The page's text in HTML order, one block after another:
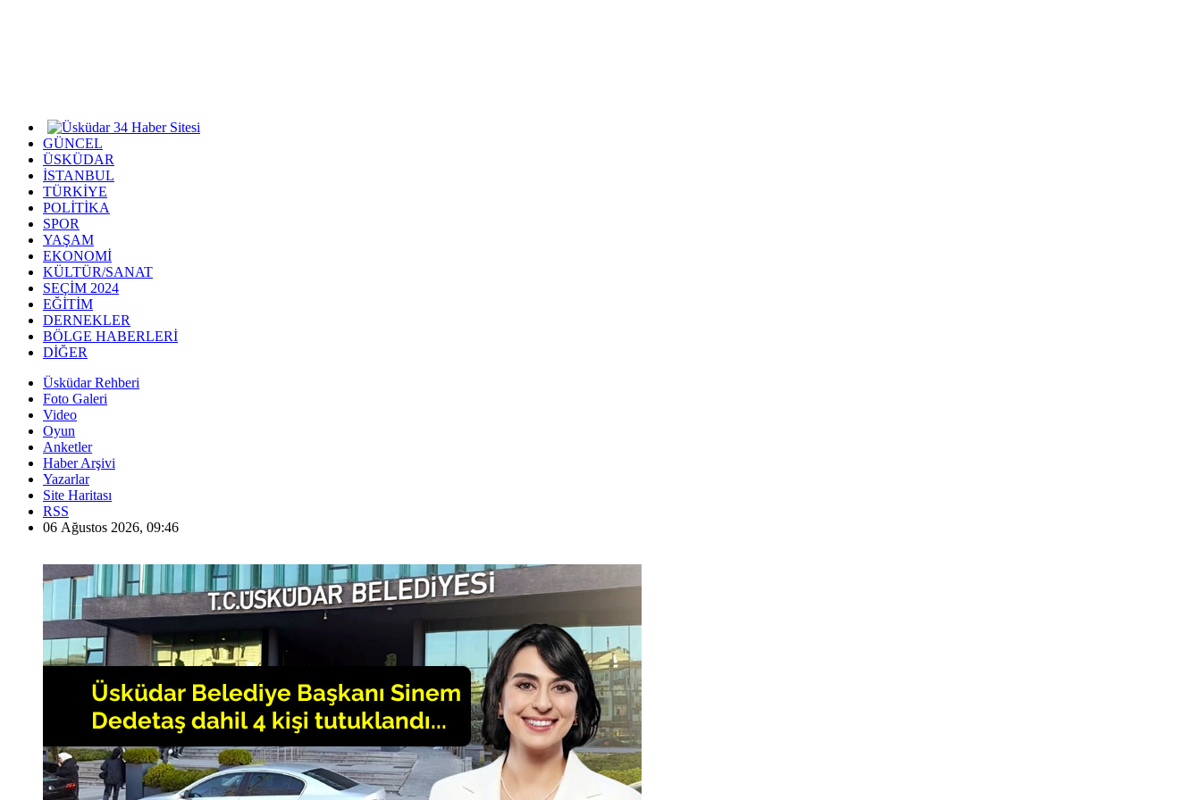
GÜNCEL
ÜSKÜDAR
İSTANBUL
TÜRKİYE
POLİTİKA
SPOR
YAŞAM
EKONOMİ
KÜLTÜR/SANAT
SEÇİM 2024
EĞİTİM
DERNEKLER
BÖLGE HABERLERİ
DİĞER
Üsküdar Rehberi
Foto Galeri
Video
Oyun
Anketler
Haber Arşivi
Yazarlar
Site Haritası
RSS
06 Ağustos 2026, 09:46